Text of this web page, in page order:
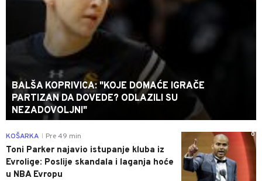
BALŠA KOPRIVICA: "KOJE DOMAĆE IGRAČE
PARTIZAN DA DOVEDE? ODLAZILI SU
NEZADOVOLJNI"
0
KOŠARKA Pre 49 min
Toni Parker najavio istupanje kluba iz
Evrolige: Poslije skandala i laganja hoće
u NBA Evropu